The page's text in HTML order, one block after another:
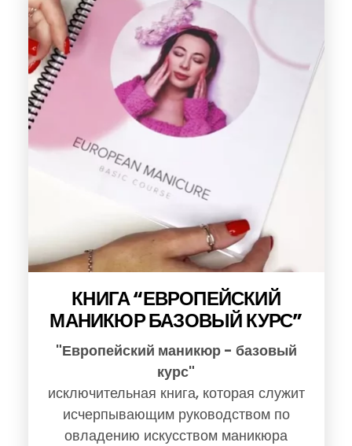
КНИГА “ЕВРОПЕЙСКИЙ
МАНИКЮР БАЗОВЫЙ КУРС”
"Европейский маникюр - базовый
курс"
исключительная книга, которая служит
исчерпывающим руководством по
овладению искусством маникюра